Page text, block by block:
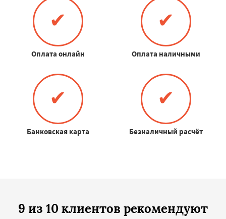
✔
Оплата онлайн
✔
Оплата наличными
✔
Банковская карта
✔
Безналичный расчёт
9 из 10 клиентов рекомендуют